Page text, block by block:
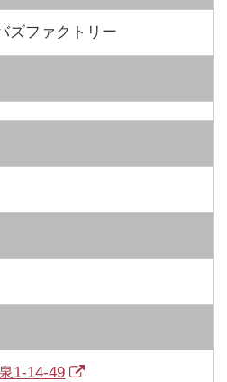
ズファクトリー
1-14-49